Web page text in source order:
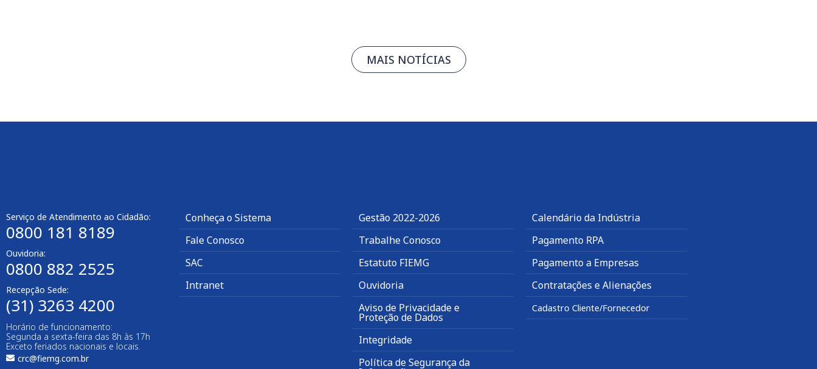
MAIS NOTÍCIAS
Serviço de Atendimento ao Cidadão:
0800 181 8189
Ouvidoria:
0800 882 2525​
Recepção Sede:
(31) 3263 4200
Horário de funcionamento:
Segunda a sexta-feira das 8h às 17h
Exceto feriados nacionais e locais.
crc@fiemg.com.br
Conheça o Sistema
Fale Conosco
SAC
Intranet
Gestão 2022-2026
Trabalhe Conosco
Estatuto FIEMG
Ouvidoria
Aviso de Privacidade e
Proteção de Dados
Integridade
Política de Segurança da
Calendário da Indústria
Pagamento RPA
Pagamento a Empresas
Contratações e Alienações
Cadastro Cliente/Fornecedor